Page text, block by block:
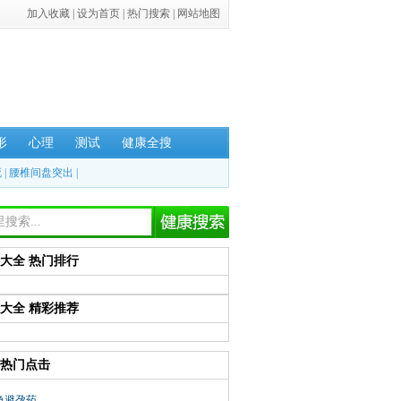
加入收藏 设为首页 热门搜索 网站地图
心理 测试 健康全搜
腰椎间盘突出
全 热门排行
全 精彩推荐
门点击